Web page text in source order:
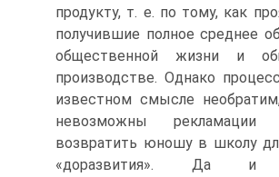
продукту, т. е. по тому, как
получившие полное среднее
общественной жизни и
производстве. Однако
известном смысле
невозможны
возвратить юношу в школу
«доразвития». Да и